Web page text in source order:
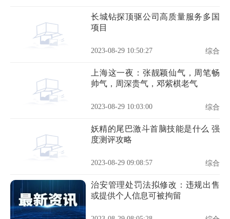
长城钻探顶驱公司高质量服务多国
项目
2023-08-29 10:50:27 综合
上海这一夜：张靓颖仙气，周笔畅
帅气，周深贵气，邓紫棋老气
2023-08-29 10:03:00 综合
妖精的尾巴激斗首脑技能是什么 强
度测评攻略
2023-08-29 09:08:57 综合
治安管理处罚法拟修改：违规出售
或提供个人信息可被拘留